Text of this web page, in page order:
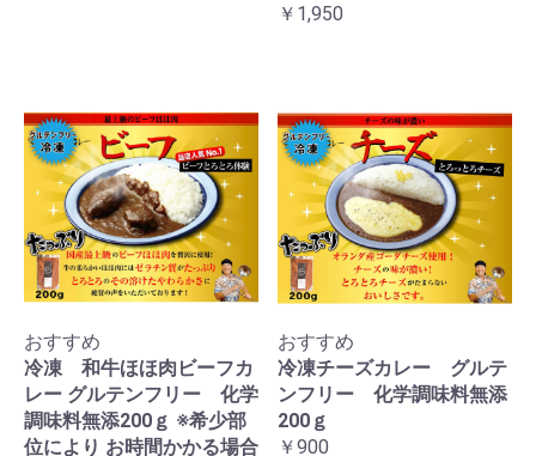
￥1,950
おすすめ
冷凍 和牛ほほ肉ビーフカ
レー グルテンフリー 化学
調味料無添200ｇ ※希少部
位により お時間かかる場合
おすすめ
冷凍チーズカレー グルテ
ンフリー 化学調味料無添
200ｇ
￥900